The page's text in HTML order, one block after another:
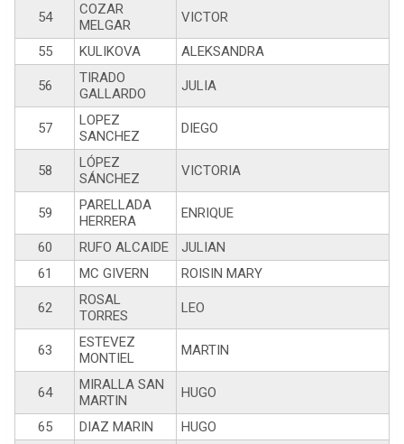
54
COZAR
MELGAR
VICTOR
55 KULIKOVA ALEKSANDRA
56
TIRADO
GALLARDO
JULIA
57
LOPEZ
SANCHEZ
DIEGO
58
LÓPEZ
SÁNCHEZ
VICTORIA
59
PARELLADA
HERRERA
ENRIQUE
60 RUFO ALCAIDE
JULIAN
61
MC GIVERN ROISIN MARY
62
ROSAL
TORRES
LEO
63
ESTEVEZ
MONTIEL
MARTIN
64
MIRALLA SAN
MARTIN
HUGO
65 DIAZ MARIN HUGO